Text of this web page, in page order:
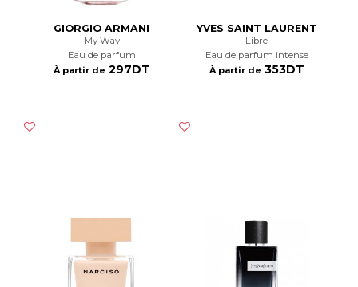
GIORGIO ARMANI
My Way
Eau de parfum
À partir de 297DT
YVES SAINT LAURENT
Libre
Eau de parfum intense
À partir de 353DT